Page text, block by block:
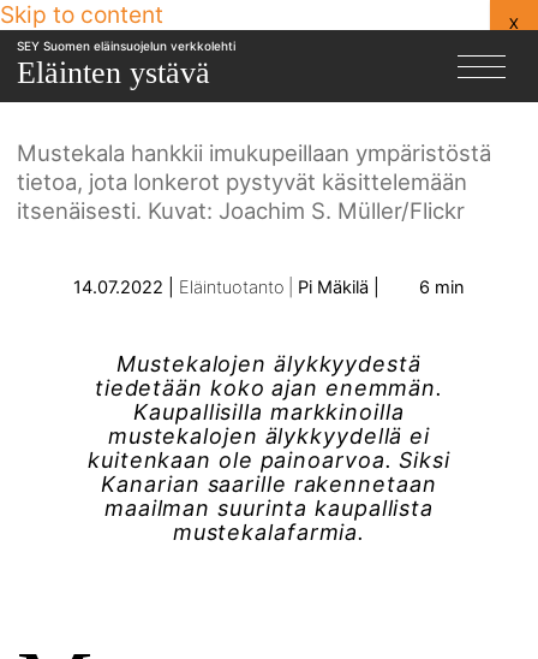
Skip to content
SEY Suomen eläinsuojelun verkkolehti
Eläinten ystävä
maailman suurinta
mustekalafarmia
Mustekala hankkii imukupeillaan ympäristöstä
tietoa, jota lonkerot pystyvät käsittelemään
itsenäisesti. Kuvat: Joachim S. Müller/Flickr
14.07.2022 Eläintuotanto Pi Mäkilä 6 min
Mustekalojen älykkyydestä
tiedetään koko ajan enemmän.
Kaupallisilla markkinoilla
mustekalojen älykkyydellä ei
kuitenkaan ole painoarvoa. Siksi
Kanarian saarille rakennetaan
maailman suurinta kaupallista
mustekalafarmia.
X